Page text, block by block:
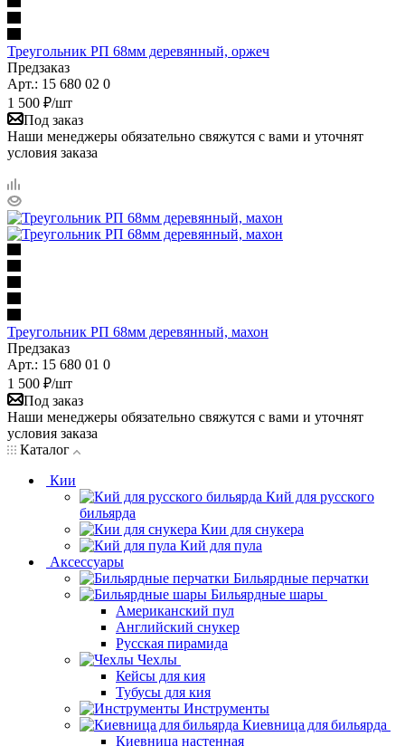
Треугольник РП 68мм деревянный, оржеч
Предзаказ
Арт.: 15 680 02 0
1 500 ₽/шт
Под заказ
Наши менеджеры обязательно свяжутся с вами и уточнят
условия заказа
Треугольник РП 68мм деревянный, махон
Предзаказ
Арт.: 15 680 01 0
1 500 ₽/шт
Под заказ
Наши менеджеры обязательно свяжутся с вами и уточнят
условия заказа
Каталог
Кии
Кий для русского
бильярда
Кии для снукера
Кий для пула
Аксессуары
Бильярдные перчатки
Бильярдные шары
Американский пул
Английский снукер
Русская пирамида
Чехлы
Кейсы для кия
Тубусы для кия
Инструменты
Киевница для бильярда
Киевница настенная